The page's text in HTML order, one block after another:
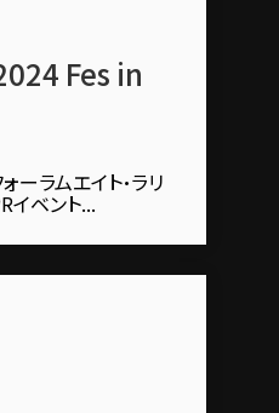
Fes in
ーラムエイト・ラリ
イベント...